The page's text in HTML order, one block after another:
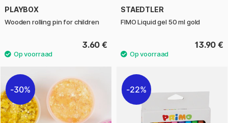
PLAYBOX
Wooden rolling pin for children
3.60 €
STAEDTLER
FIMO Liquid gel 50 ml gold
13.90 €
30% 22%